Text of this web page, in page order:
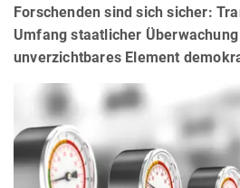
Forschenden sind sich sicher:
Umfang staatlicher
unverzichtbares Element